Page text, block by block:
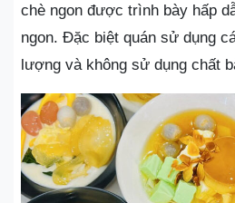
chè ngon được trình bày hấp
ngon. Đặc biệt quán sử dụng
lượng và không sử dụng chất